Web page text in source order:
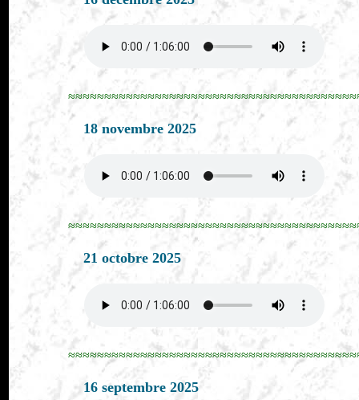
18 novembre 2025
21 octobre 2025
16 septembre 2025